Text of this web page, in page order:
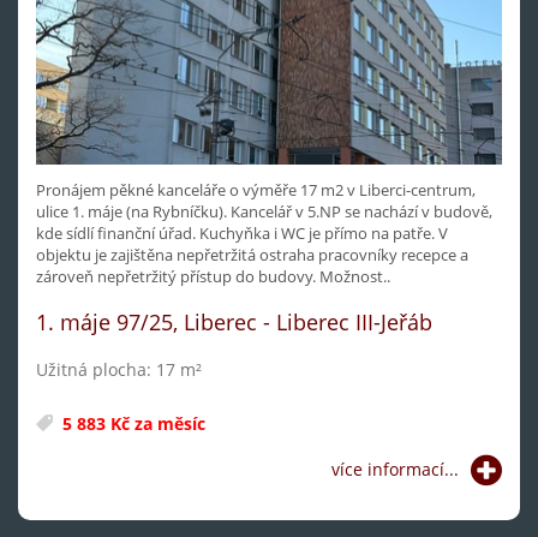
Pronájem pěkné kanceláře o výměře 17 m2 v Liberci-centrum,
ulice 1. máje (na Rybníčku). Kancelář v 5.NP se nachází v budově,
kde sídlí finanční úřad. Kuchyňka i WC je přímo na patře. V
objektu je zajištěna nepřetržitá ostraha pracovníky recepce a
zároveň nepřetržitý přístup do budovy. Možnost..
1. máje 97/25, Liberec - Liberec III-Jeřáb
Užitná plocha: 17 m²
5 883 Kč za měsíc
více informací...